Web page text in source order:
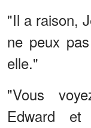
"Il a raison,
ne peux
elle."
"Vous
Edward